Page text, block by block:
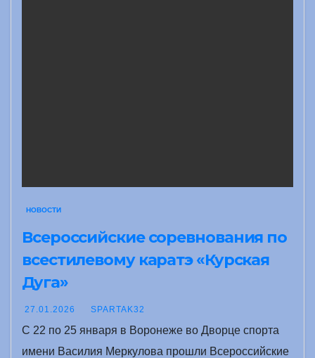
НОВОСТИ
Всероссийские соревнования по
всестилевому каратэ «Курская
Дуга»
27.01.2026 SPARTAK32
С 22 по 25 января в Воронеже во Дворце спорта
имени Василия Меркулова прошли Всероссийские